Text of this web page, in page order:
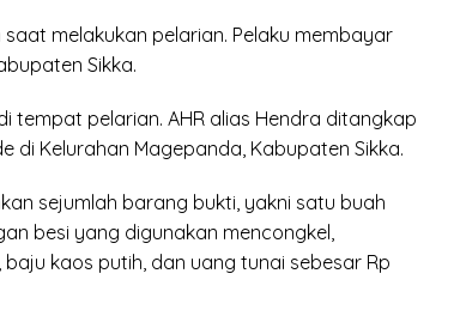
melakukan pelarian. Pelaku membayar
Sikka.
tempat pelarian. AHR alias Hendra ditangkap
di Kelurahan Magepanda, Kabupaten Sikka.
sejumlah barang bukti, yakni satu buah
besi yang digunakan mencongkel,
kaos putih, dan uang tunai sebesar Rp